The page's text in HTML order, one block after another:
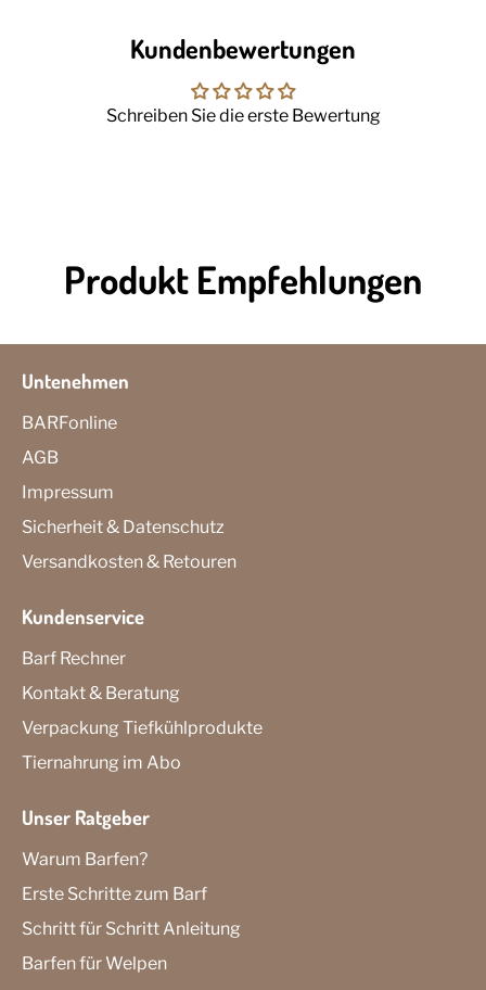
Kundenbewertungen
Schreiben Sie die erste Bewertung
Produkt Empfehlungen
Untenehmen
BARFonline
AGB
Impressum
Sicherheit & Datenschutz
Versandkosten & Retouren
Kundenservice
Barf Rechner
Kontakt & Beratung
Verpackung Tiefkühlprodukte
Tiernahrung im Abo
Unser Ratgeber
Warum Barfen?
Erste Schritte zum Barf
Schritt für Schritt Anleitung
Barfen für Welpen